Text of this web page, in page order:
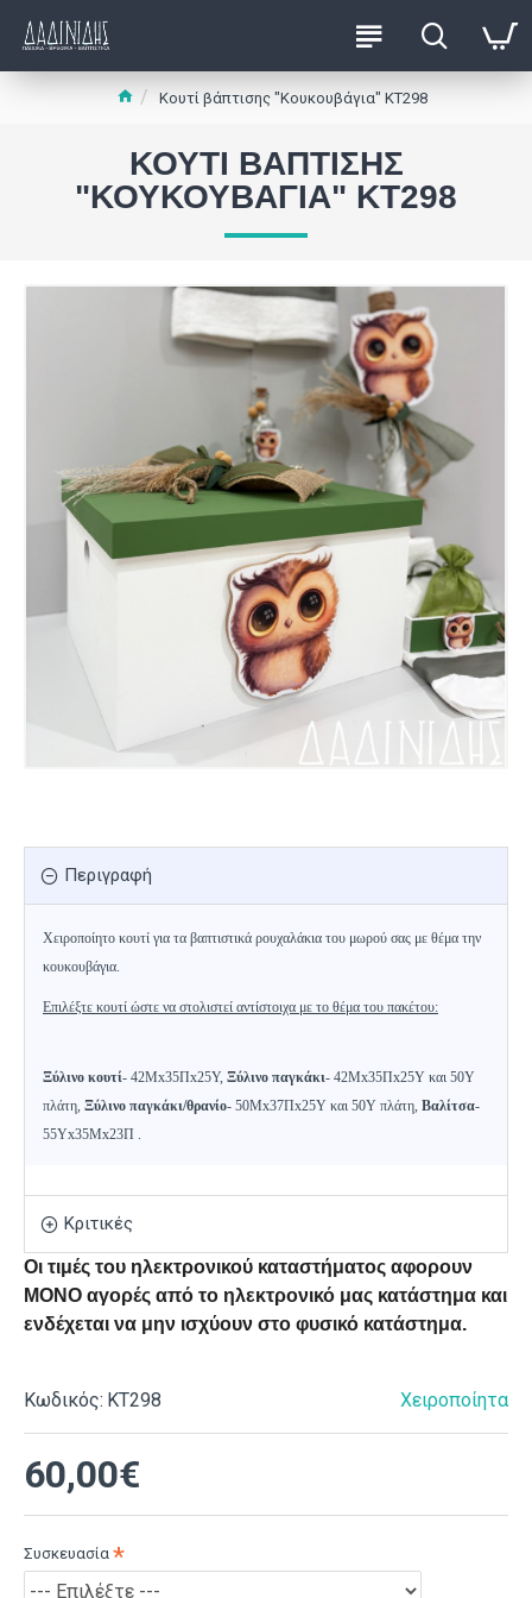
Κουτί βάπτισης "Κουκουβάγια" ΚΤ298
ΚΟΥΤΊ ΒΆΠΤΙΣΗΣ
"ΚΟΥΚΟΥΒΆΓΙΑ" ΚΤ298
Περιγραφή
Χειροποίητο κουτί για τα βαπτιστικά ρουχαλάκια του μωρού σας με θέμα την
κουκουβάγια.
Επιλέξτε κουτί ώστε να στολιστεί αντίστοιχα με το θέμα του πακέτου:
Ξύλινο κουτί- 42Mx35Πx25Υ, Ξύλινο παγκάκι- 42Μx35Πx25Υ και 50Υ
πλάτη, Ξύλινο παγκάκι/θρανίο- 50Μx37Πx25Y και 50Υ πλάτη, Βαλίτσα-
55Υx35Μx23Π .
Κριτικές
Οι τιμές του ηλεκτρονικού καταστήματος αφορουν
ΜΟΝΟ αγορές από το ηλεκτρονικό μας κατάστημα και
ενδέχεται να μην ισχύουν στο φυσικό κατάστημα.
Κωδικός: ΚΤ298 Χειροποίητα
60,00€
Συσκευασία